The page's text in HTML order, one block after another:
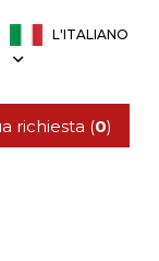
L'ITALIANO
richiesta (0)